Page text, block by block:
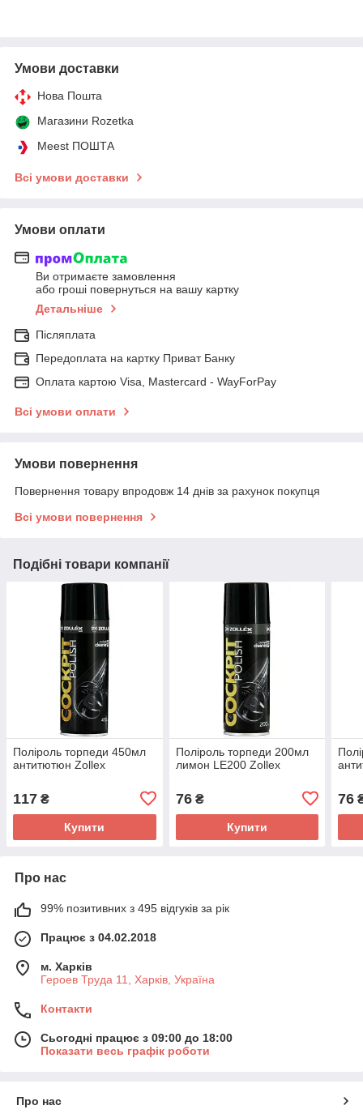
Умови доставки
Нова Пошта
Магазини Rozetka
Meest ПОШТА
Всі умови доставки
Умови оплати
Ви отримаєте замовлення
або гроші повернуться на вашу картку
Детальніше
Післяплата
Передоплата на картку Приват Банку
Оплата картою Visa, Mastercard - WayForPay
Всі умови оплати
Умови повернення
Повернення товару впродовж 14 днів за рахунок покупця
Всі умови повернення
Подібні товари компанії
Поліроль торпеди 450мл
антитютюн Zollex
117 ₴
Купити
Поліроль торпеди 200мл
лимон LE200 Zollex
76₴
Купити
76
Про нас
99% позитивних з 495 відгуків за рік
Працює з 04.02.2018
м. Харків
Героев Труда 11, Харків, Україна
Контакти
Сьогодні працює з 09:00 до 18:00
Показати весь графік роботи
Про нас